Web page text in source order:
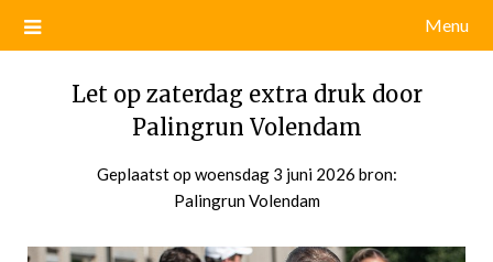
Menu
Let op zaterdag extra druk door
Palingrun Volendam
Geplaatst op woensdag 3 juni 2026 door
bron:
Palingrun Volendam